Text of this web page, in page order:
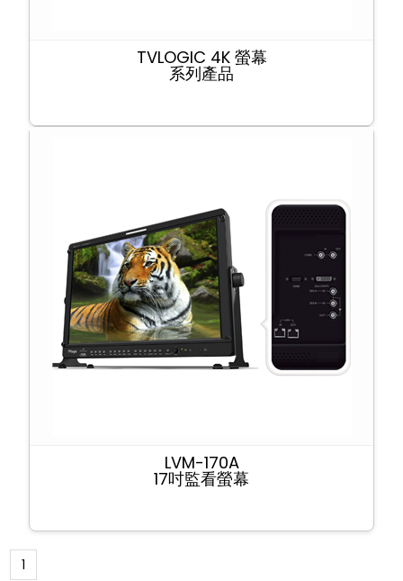
TVLOGIC 4K 螢幕
系列產品
LVM-170A
17吋監看螢幕
1